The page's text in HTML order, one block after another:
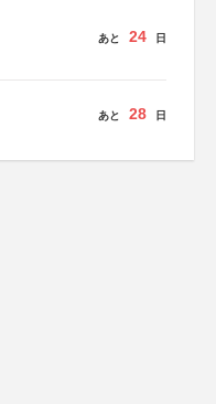
あと 24 日
あと 28 日